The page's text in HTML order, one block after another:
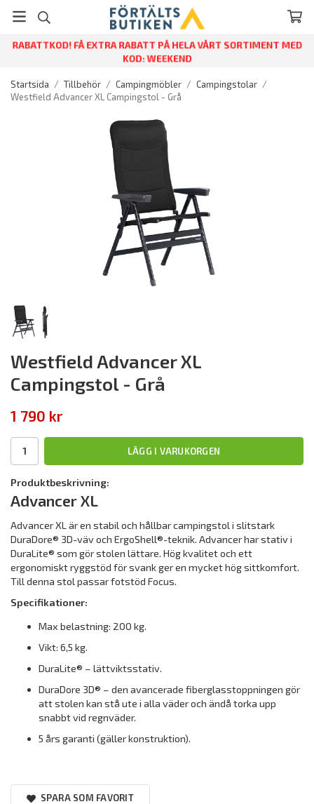
RABATTKOD! FÅ EXTRA RABATT PÅ HELA VÅRT SORTIMENT MED
KOD: WEEKEND
Startsida / Tillbehör / Campingmöbler / Campingstolar /
Westfield Advancer XL Campingstol - Grå
Westfield Advancer XL
Campingstol - Grå
1 790 kr
LÄGG I VARUKORGEN
Produktbeskrivning:
Advancer XL
Advancer XL är en stabil och hållbar campingstol i slitstark
DuraDore® 3D-väv och ErgoShell®-teknik. Advancer har stativ i
DuraLite® som gör stolen lättare. Hög kvalitet och ett
ergonomiskt ryggstöd för svank ger en mycket hög sittkomfort.
Till denna stol passar fotstöd Focus.
Specifikationer:
Max belastning: 200 kg.
Vikt: 6,5 kg.
DuraLite® – lättviktsstativ.
DuraDore 3D® – den avancerade fiberglasstoppningen gör
att stolen kan stå ute i alla väder och ändå torka upp
snabbt vid regnväder.
5 års garanti (gäller konstruktion).
SPARA SOM FAVORIT